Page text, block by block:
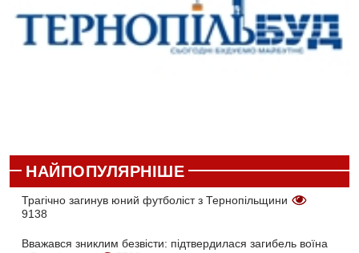
НАЙПОПУЛЯРНІШЕ
Трагічно загинув юний футболіст з Тернопільщини
9138
Вважався зниклим безвісти: підтвердилася загибель воїна